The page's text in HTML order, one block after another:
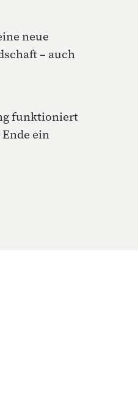
neue
– auch
funktioniert
ein